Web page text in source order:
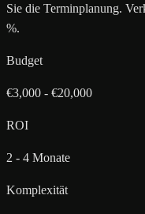
Sie die Terminplanung.
%.
Budget
€3,000 - €20,000
ROI
2 - 4 Monate
Komplexität